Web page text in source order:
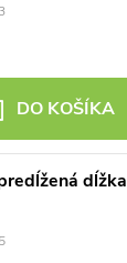
DO KOŠÍKA
dĺžka